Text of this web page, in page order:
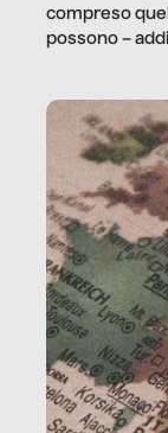
compreso
possono –